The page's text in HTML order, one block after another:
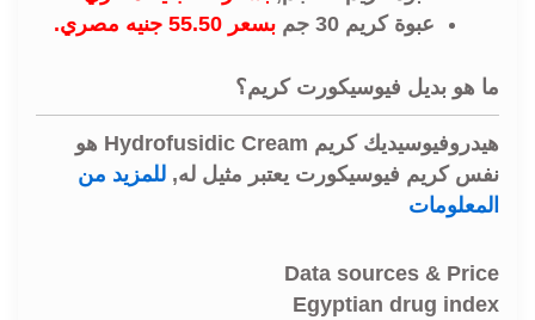
عبوة كريم 30 جم
بسعر 55.50 جنيه مصري.
ما هو بديل فيوسيكورت كريم؟
هيدروفيوسيديك كريم Hydrofusidic Cream هو
نفس كريم فيوسيكورت يعتبر مثيل له, للمزيد من
المعلومات
Data sources & Price
Egyptian drug index